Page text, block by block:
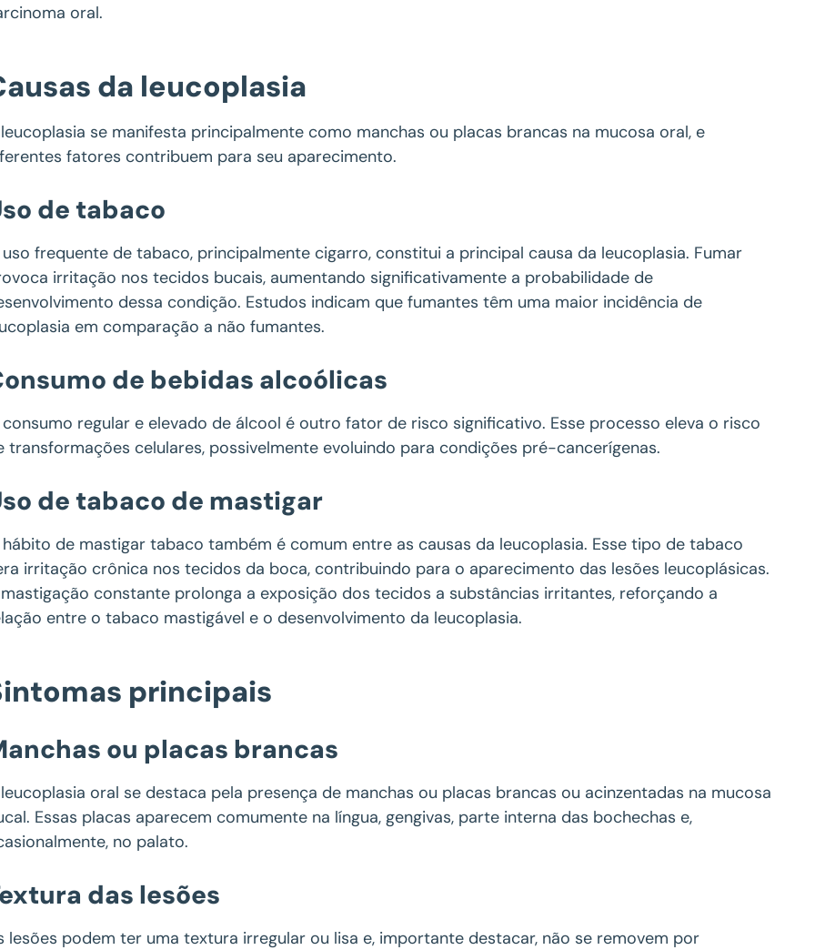
oral.
da leucoplasia
se manifesta principalmente como manchas ou placas brancas na mucosa oral, e
fatores contribuem para seu aparecimento.
de tabaco
uso frequente de tabaco, principalmente cigarro, constitui a principal causa da leucoplasia. Fumar
irritação nos tecidos bucais, aumentando significativamente a probabilidade de
dessa condição. Estudos indicam que fumantes têm uma maior incidência de
em comparação a não fumantes.
de bebidas alcoólicas
consumo regular e elevado de álcool é outro fator de risco significativo. Esse processo eleva o risco
transformações celulares, possivelmente evoluindo para condições pré-cancerígenas.
de tabaco de mastigar
hábito de mastigar tabaco também é comum entre as causas da leucoplasia. Esse tipo de tabaco
irritação crônica nos tecidos da boca, contribuindo para o aparecimento das lesões leucoplásicas.
constante prolonga a exposição dos tecidos a substâncias irritantes, reforçando a
entre o tabaco mastigável e o desenvolvimento da leucoplasia.
principais
ou placas brancas
oral se destaca pela presença de manchas ou placas brancas ou acinzentadas na mucosa
Essas placas aparecem comumente na língua, gengivas, parte interna das bochechas e,
no palato.
das lesões
lesões podem ter uma textura irregular ou lisa e, importante destacar, não se removem por